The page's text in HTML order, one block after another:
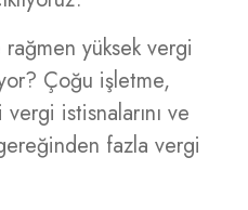
yüksek vergi
Çoğu işletme,
istisnalarını ve
fazla vergi